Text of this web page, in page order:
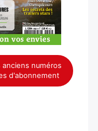
numéros
d'abonnement